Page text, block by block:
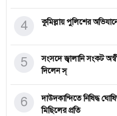
কুমিল্লায় পুলিশের
4
সংসদে জ্বালানি সংকট
দিলেন স্
5
দাউদকান্দিতে নিষিদ্ধ
মিছিলের প্রতি
6